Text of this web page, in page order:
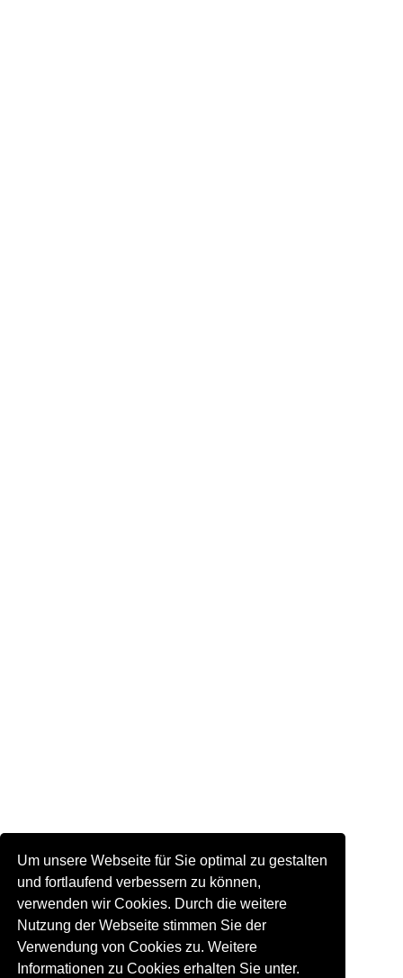
Um unsere Webseite für Sie optimal zu gestalten
und fortlaufend verbessern zu können,
verwenden wir Cookies. Durch die weitere
Nutzung der Webseite stimmen Sie der
Verwendung von Cookies zu. Weitere
Informationen zu Cookies erhalten Sie unter.